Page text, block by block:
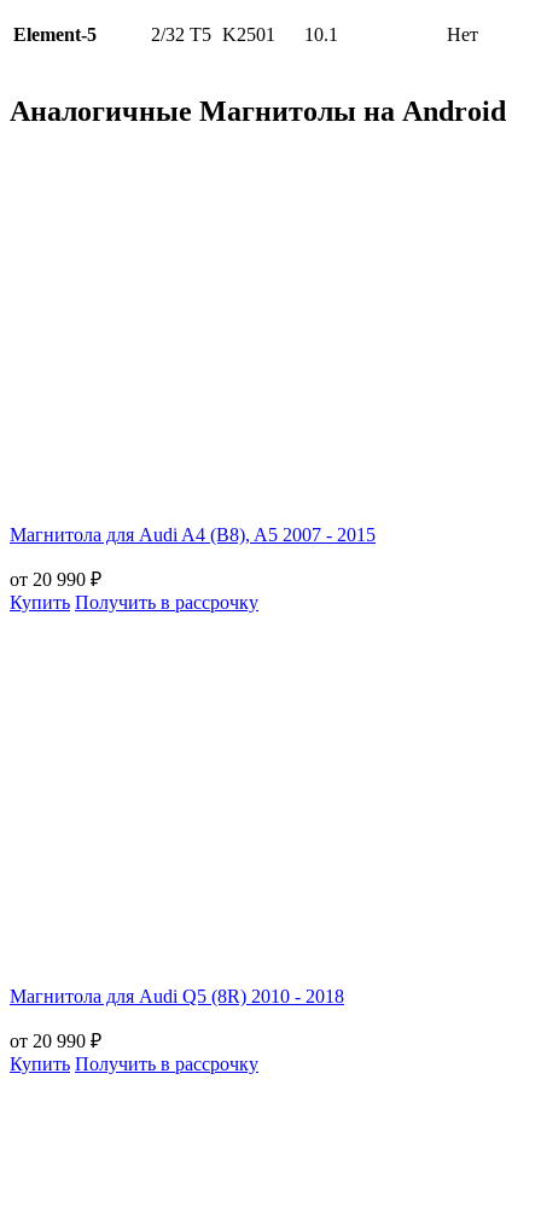
Element-5 2/32 Т5 K2501 10.1 Нет
Аналогичные Магнитолы на Android
Магнитола для Audi A4 (B8), A5 2007 - 2015
от 20 990 ₽
Купить Получить в рассрочку
Магнитола для Audi Q5 (8R) 2010 - 2018
от 20 990 ₽
Купить Получить в рассрочку